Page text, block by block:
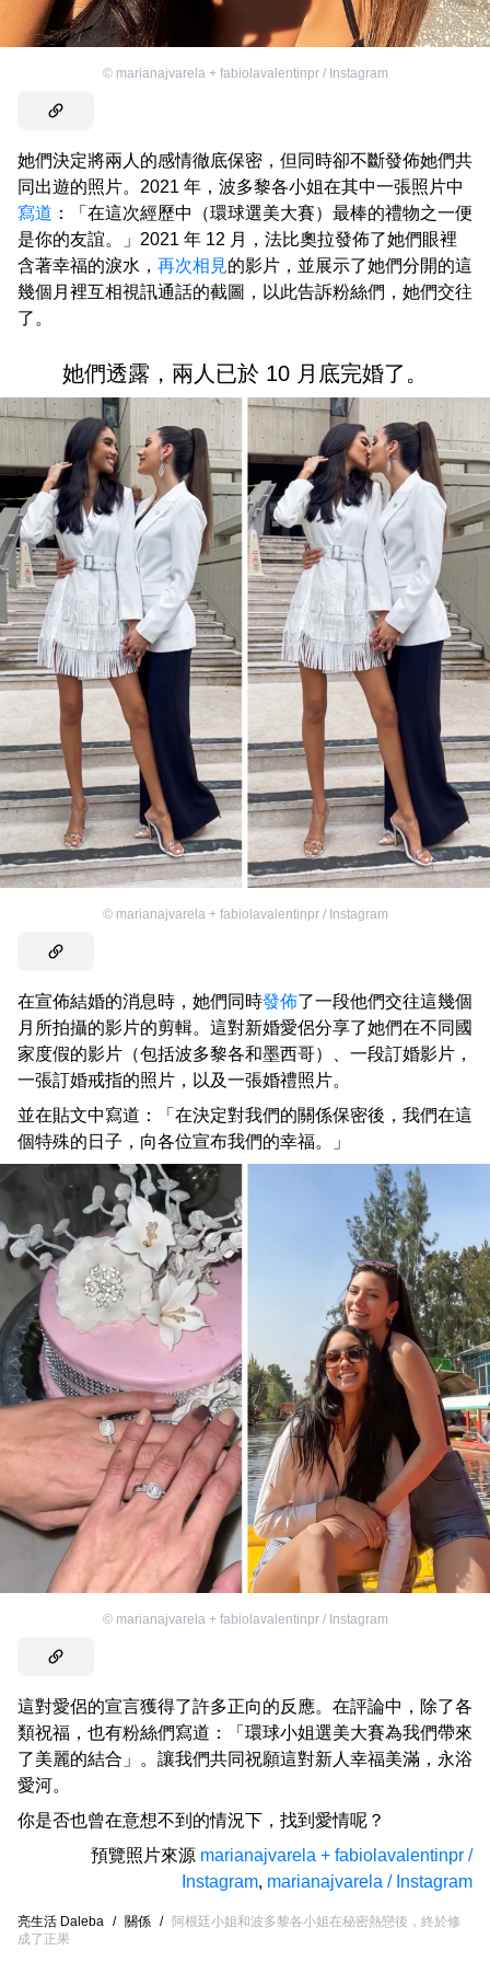
© marianajvarela + fabiolavalentinpr / Instagram
她們決定將兩人的感情徹底保密，但同時卻不斷發佈她們共
同出遊的照片。2021 年，波多黎各小姐在其中一張照片中
寫道 ：「在這次經歷中（環球選美大賽）最棒的禮物之一便
是你的友誼。」2021 年 12 月，法比奧拉發佈了她們眼裡
含著幸福的淚水， 再次相見的影片，並展示了她們分開的這
幾個月裡互相視訊通話的截圖，以此告訴粉絲們，她們交往
了。
她們透露，兩人已於 10 月底完婚了。
© marianajvarela + fabiolavalentinpr / Instagram
在宣佈結婚的消息時，她們同時發佈了一段他們交往這幾個
月所拍攝的影片的剪輯。這對新婚愛侶分享了她們在不同國
家度假的影片（包括波多黎各和墨西哥）、一段訂婚影片，
一張訂婚戒指的照片，以及一張婚禮照片。
並在貼文中寫道：「在決定對我們的關係保密後，我們在這
個特殊的日子，向各位宣布我們的幸福。」
© marianajvarela + fabiolavalentinpr / Instagram
這對愛侶的宣言獲得了許多正向的反應。在評論中，除了各
類祝福，也有粉絲們寫道：「環球小姐選美大賽為我們帶來
了美麗的結合」。讓我們共同祝願這對新人幸福美滿，永浴
愛河。
你是否也曾在意想不到的情況下，找到愛情呢？
預覽照片來源 marianajvarela + fabiolavalentinpr /
Instagram, marianajvarela / Instagram
亮生活 Daleba / 關係 /
阿根廷小姐和波多黎各小姐在秘密熱戀後，終於修
成了正果